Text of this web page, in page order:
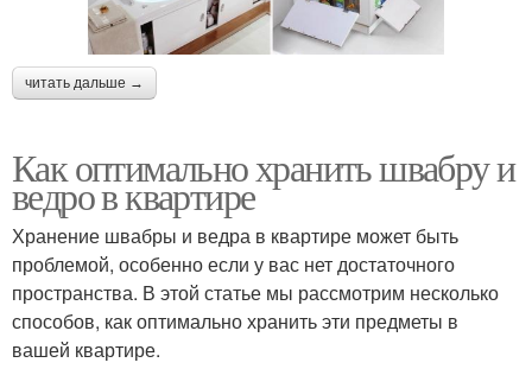
читать дальше →
Как оптимально хранить швабру и
ведро в квартире
Хранение швабры и ведра в квартире может быть
проблемой, особенно если у вас нет достаточного
пространства. В этой статье мы рассмотрим несколько
способов, как оптимально хранить эти предметы в
вашей квартире.